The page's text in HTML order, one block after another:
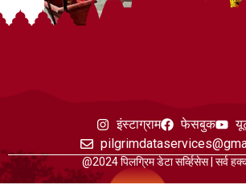
इंस्टाग्राम फेसबुक
@2024 पिलग्रिम डेटा सर्व्हिसेस | सर्व